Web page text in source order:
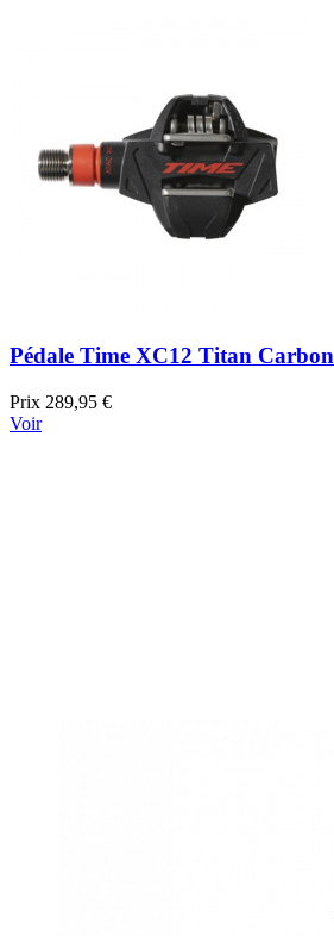
Pédale Time XC12 Titan Carbon
Prix 289,95 €
Voir